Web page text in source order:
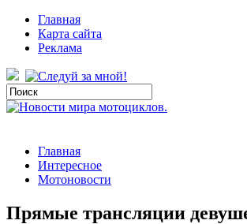
Главная
Карта сайта
Реклама
Главная
Интересное
Мотоновости
Прямые трансляции